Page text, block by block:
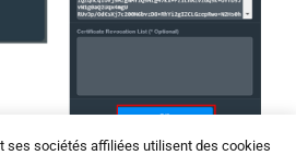
ses sociétés affiliées utilisent des cookies